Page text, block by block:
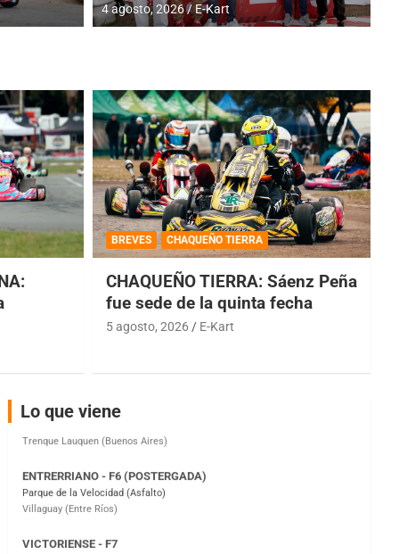
4 agosto, 2026 E-Kart
BREVES CHAQUEÑO TIERRA
CHAQUEÑO TIERRA: Sáenz Peña
fue sede de la quinta fecha
5 agosto, 2026 E-Kart
Lo que viene
COBERTURA ESPECIAL DE E-KART.COM.AR
08/09-AGO
Ramiro Tot (Asfalto)
Baradero (Buenos Aires)
Parque de la Velocidad (Asfalto)
Victoria (Entre Ríos)